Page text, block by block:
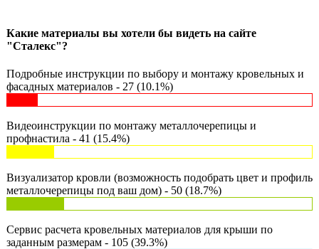
Какие материалы вы хотели бы видеть на сайте
"Сталекс"?
Подробные инструкции по выбору и монтажу кровельных и
фасадных материалов - 27 (10.1%)
Видеоинструкции по монтажу металлочерепицы и
профнастила - 41 (15.4%)
Визуализатор кровли (возможность подобрать цвет и профиль
металлочерепицы под ваш дом) - 50 (18.7%)
Сервис расчета кровельных материалов для крыши по
заданным размерам - 105 (39.3%)